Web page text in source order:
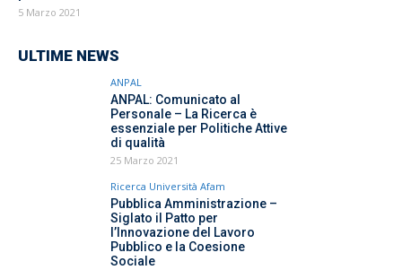
5 Marzo 2021
ULTIME NEWS
ANPAL
ANPAL: Comunicato al
Personale – La Ricerca è
essenziale per Politiche Attive
di qualità
25 Marzo 2021
Ricerca Università Afam
Pubblica Amministrazione –
Siglato il Patto per
l’Innovazione del Lavoro
Pubblico e la Coesione
Sociale